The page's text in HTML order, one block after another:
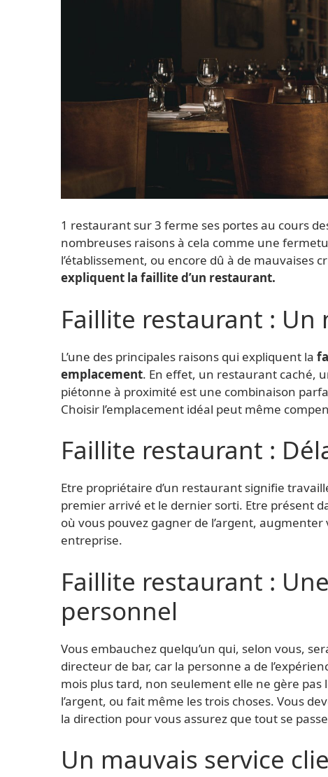
1 restaurant sur 3 ferme ses portes au cours
nombreuses raisons à cela comme une
l’établissement, ou encore dû à de mauvaises
expliquent la faillite d’un restaurant.
Faillite restaurant :
L’une des principales raisons qui expliquent la
emplacement. En effet, un restaurant caché,
piétonne à proximité est une combinaison
Choisir l’emplacement idéal peut même
Faillite restaurant :
Etre propriétaire d’un restaurant signifie
premier arrivé et le dernier sorti. Etre présent
où vous pouvez gagner de l’argent,
entreprise.
Faillite restaurant :
personnel
Vous embauchez quelqu’un qui, selon vous,
directeur de bar, car la personne a de
mois plus tard, non seulement elle ne gère
l’argent, ou fait même les trois choses. Vous
la direction pour vous assurez que tout se
Un mauvais service